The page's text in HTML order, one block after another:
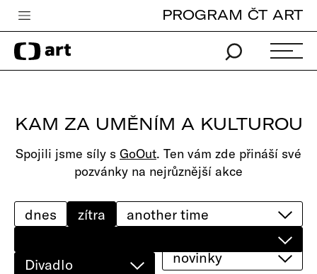
Česká televize
Zpravodajství
iVysílání
TV program
edu
PROGRAM ČT ART
KAM ZA UMĚNÍM A KULTUROU
Spojili jsme síly s GoOut. Ten vám zde přináší své
pozvánky na nejrůznější akce
Divadlo
dnes zítra
novinky